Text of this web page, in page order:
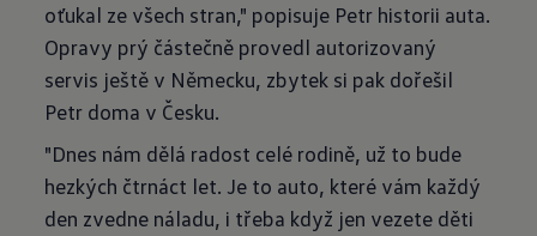
oťukal ze všech stran," popisuje Petr historii auta.
Opravy prý částečně provedl autorizovaný
servis ještě v Německu, zbytek si pak dořešil
Petr doma v Česku.
"Dnes nám dělá radost celé rodině, už to bude
hezkých čtrnáct let. Je to auto, které vám každý
den zvedne náladu, i třeba když jen vezete děti